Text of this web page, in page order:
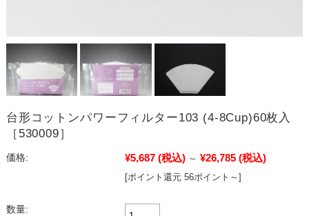
台形コットンパワーフィルター103 (4-8Cup)60枚入
［530009］
価格: ¥5,687 (税込) ～ ¥26,785 (税込)
[ポイント還元 56ポイント～]
数量: